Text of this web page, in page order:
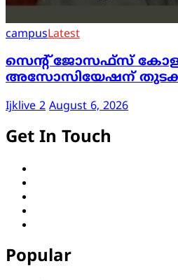
campusLatest
സെന്റ് ജോസഫ്സ്
അസോസിയേഷന്
Ijklive 2 August 6, 2026
Get In Touch
Popular